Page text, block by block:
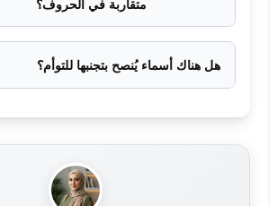
متقاربة في الحروف؟
(نور وضياء)، بينما المتقاربة في الحروف
النطق مثل (لين وليان).
هل هناك أسماء يُنصح بتجنبها للتوأم؟
مثل (منى ومنة)، والأسماء ذات المعاني
السلبية.